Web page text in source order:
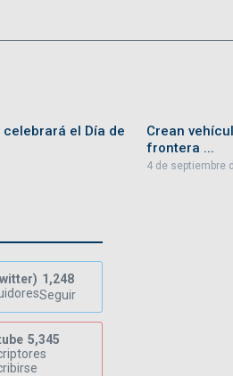
el Día de
Crean
frontera ...
4 de septiembre
1,248
Seguir
5,345